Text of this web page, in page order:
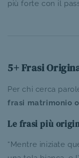
più forte con il
5+ Frasi
Per chi cerca
frasi matrimonio
Le frasi più
“Mentre iniziate